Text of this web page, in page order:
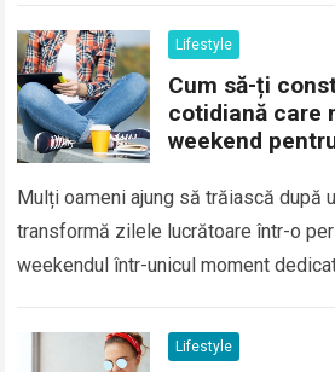
Lifestyle
Cum să-ți
cotidiană care
weekend
Mulți oameni ajung să trăiască după
transformă zilele lucrătoare într-o
weekendul într-unicul moment
Lifestyle